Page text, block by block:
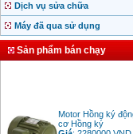
Dịch vụ sửa chữa
Máy đã qua sử dụng
Sản phẩm bán chạy
Motor Hồng ký động
cơ Hồng ký
Giá :2280000